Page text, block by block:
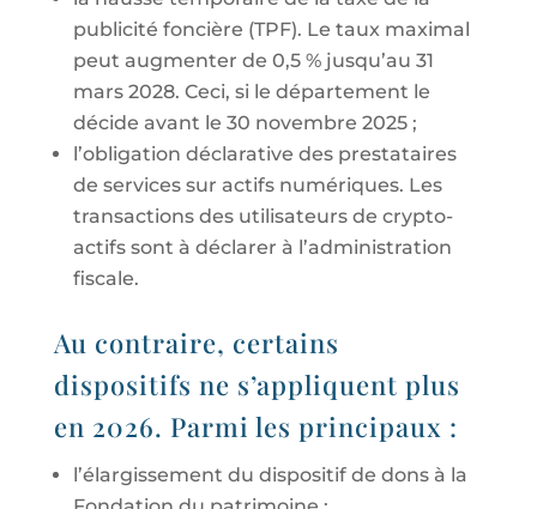
publicité foncière (TPF). Le taux maximal
peut augmenter de 0,5 % jusqu’au 31
mars 2028. Ceci, si le département le
décide avant le 30 novembre 2025 ;
l’obligation déclarative des prestataires
de services sur actifs numériques. Les
transactions des utilisateurs de crypto-
actifs sont à déclarer à l’administration
fiscale.
Au contraire, certains
dispositifs ne s’appliquent plus
en 2026. Parmi les principaux :
l’élargissement du dispositif de dons à la